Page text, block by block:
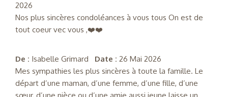
2026
Nos plus sincères condoléances à vous tous On est de
tout coeur vec vous ,❤️❤️
De : Isabelle Grimard Date : 26 Mai 2026
Mes sympathies les plus sincères à toute la famille. Le
départ d’une maman, d’une femme, d’une fille, d’une